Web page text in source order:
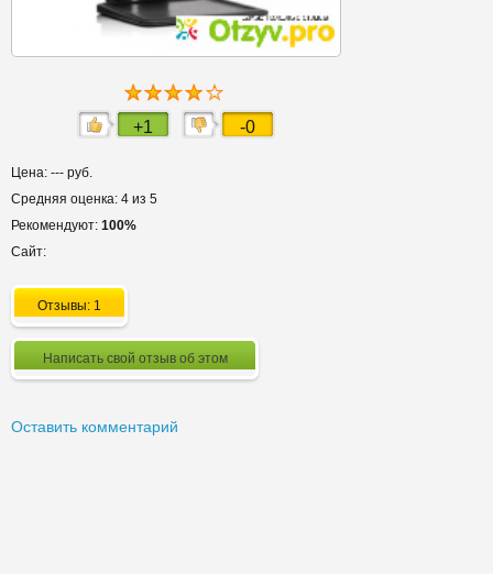
+1 -0
Цена: --- руб.
Средняя оценка: 4 из 5
Рекомендуют: 100%
Сайт:
Отзывы: 1
Написать свой отзыв об этом
Оставить комментарий